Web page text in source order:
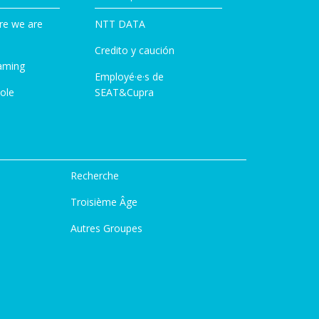
we are
NTT DATA
Credito y caución
Employé·e·s de
SEAT&Cupra
Recherche
Troisième Âge
Autres Groupes